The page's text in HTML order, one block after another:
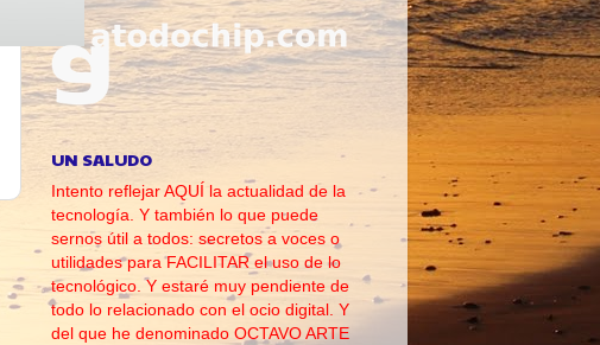
UN SALUDO
Intento reflejar AQUÍ la actualidad de la
tecnología. Y también lo que puede
sernos útil a todos: secretos a voces o
utilidades para FACILITAR el uso de lo
tecnológico. Y estaré muy pendiente de
todo lo relacionado con el ocio digital. Y
del que he denominado OCTAVO ARTE